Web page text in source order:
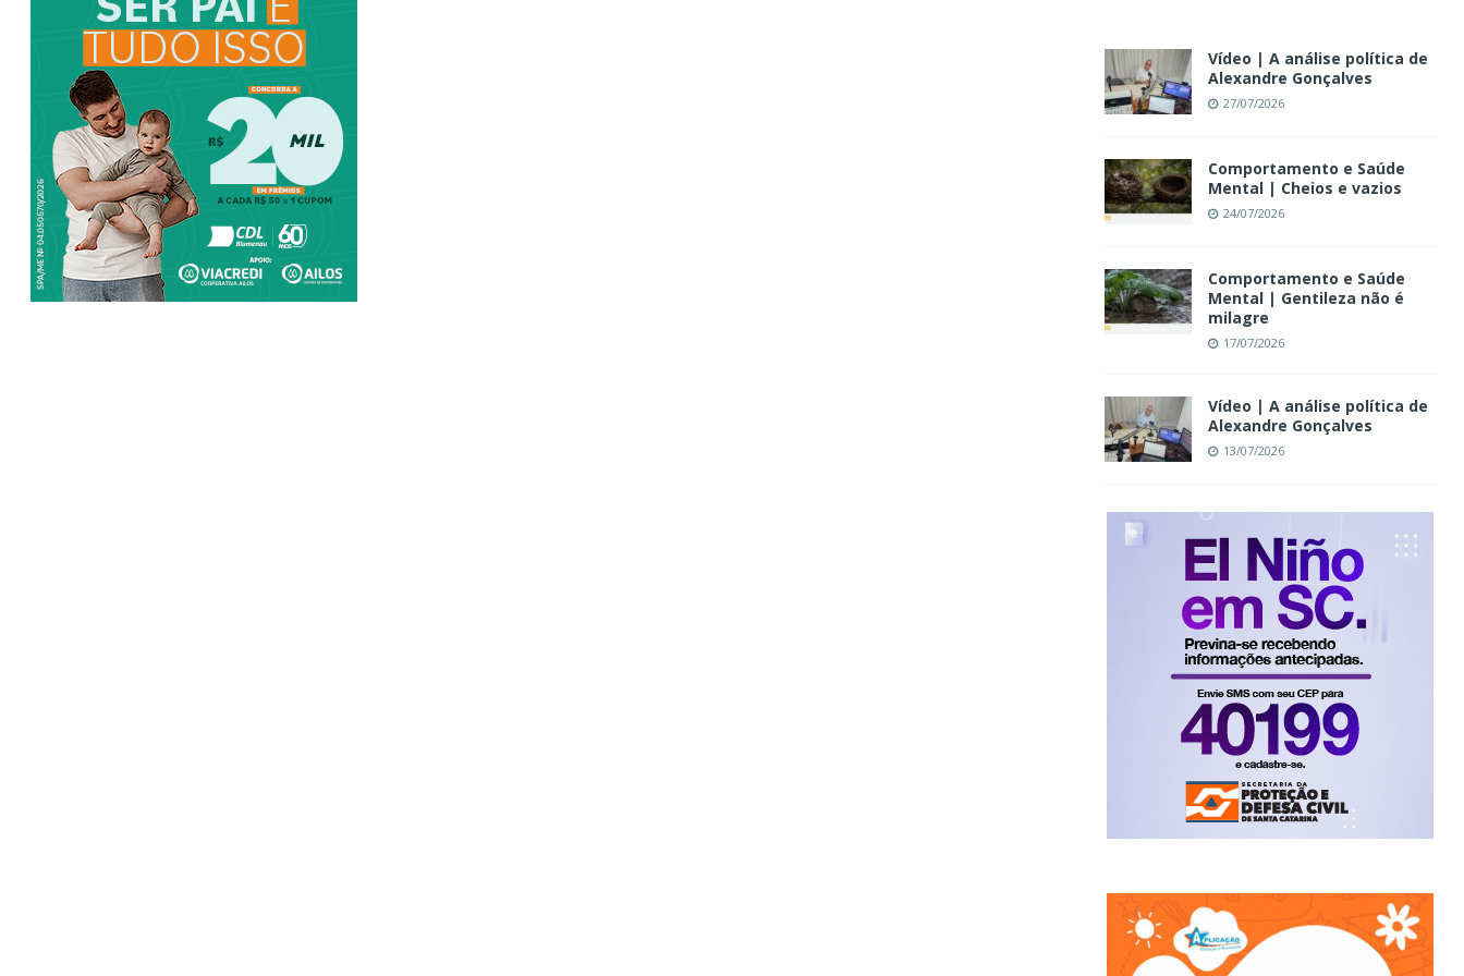
Vídeo | A análise política de
Alexandre Gonçalves
27/07/2026
Comportamento e Saúde
Mental | Cheios e vazios
24/07/2026
Comportamento e Saúde
Mental | Gentileza não é
milagre
17/07/2026
Vídeo | A análise política de
Alexandre Gonçalves
13/07/2026